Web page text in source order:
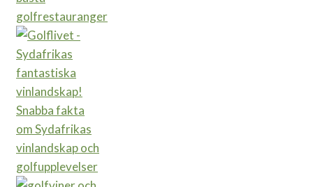
golfrestauranger
Snabba fakta
om Sydafrikas
vinlandskap och
golfupplevelser